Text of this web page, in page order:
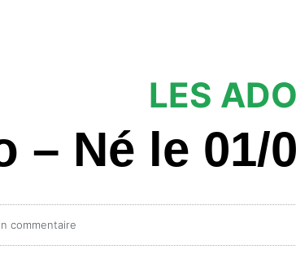
LES
– Né le 01/
commentaire